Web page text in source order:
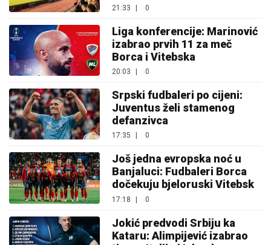
21:33 | 0
Liga konferencije: Marinović
izabrao prvih 11 za meč
Borca i Vitebska
20:03 0
Srpski fudbaleri po cijeni:
Juventus želi stamenog
defanzivca
17:35 0
Još jedna evropska noć u
Banjaluci: Fudbaleri Borca
dočekuju bjeloruski Vitebsk
17:18 | 0
Jokić predvodi Srbiju ka
Kataru: Alimpijević izabrao